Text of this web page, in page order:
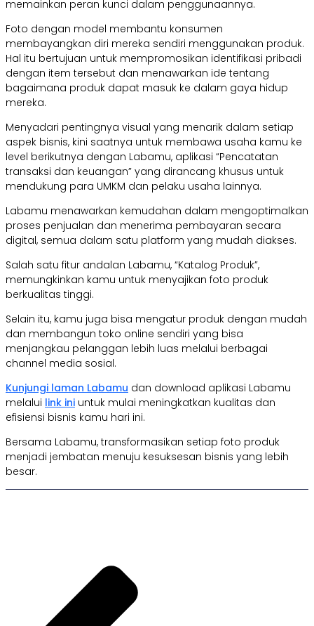
memainkan peran kunci dalam penggunaannya.
Foto dengan model membantu konsumen
membayangkan diri mereka sendiri menggunakan produk.
Hal itu bertujuan untuk mempromosikan identifikasi pribadi
dengan item tersebut dan menawarkan ide tentang
bagaimana produk dapat masuk ke dalam gaya hidup
mereka.
Menyadari pentingnya visual yang menarik dalam setiap
aspek bisnis, kini saatnya untuk membawa usaha kamu ke
level berikutnya dengan Labamu, aplikasi “Pencatatan
transaksi dan keuangan” yang dirancang khusus untuk
mendukung para UMKM dan pelaku usaha lainnya.
Labamu menawarkan kemudahan dalam mengoptimalkan
proses penjualan dan menerima pembayaran secara
digital, semua dalam satu platform yang mudah diakses.
Salah satu fitur andalan Labamu, “Katalog Produk”,
memungkinkan kamu untuk menyajikan foto produk
berkualitas tinggi.
Selain itu, kamu juga bisa mengatur produk dengan mudah
dan membangun toko online sendiri yang bisa
menjangkau pelanggan lebih luas melalui berbagai
channel media sosial.
Kunjungi laman Labamu dan download aplikasi Labamu
melalui link ini untuk mulai meningkatkan kualitas dan
efisiensi bisnis kamu hari ini.
Bersama Labamu, transformasikan setiap foto produk
menjadi jembatan menuju kesuksesan bisnis yang lebih
besar.